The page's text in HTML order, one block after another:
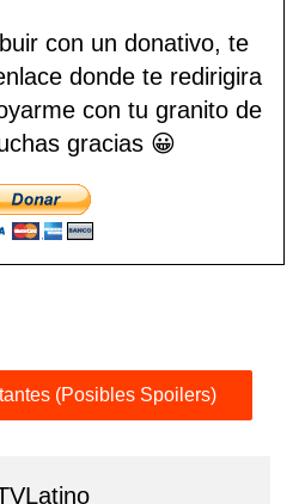
con un donativo, te
donde te redirigira
con tu granito de
gracias 😀